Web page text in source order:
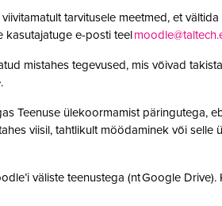
tarvitusele meetmed, et
kasutajatuge e-posti teel
mistahes tegevused, mis võivad
Teenuse ülekoormamist päringutega,
viisil, tahtlikult möödaminek või
väliste teenustega (nt Google